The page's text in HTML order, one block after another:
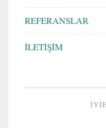
REFERANSLAR
İLETİŞİM